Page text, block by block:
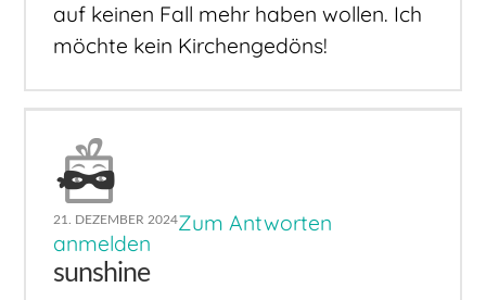
auf keinen Fall mehr haben wollen. Ich
möchte kein Kirchengedöns!
21. DEZEMBER 2024Zum Antworten
anmelden
sunshine